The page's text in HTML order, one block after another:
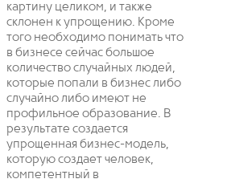
картину целиком, и также
склонен к упрощению. Кроме
того необходимо понимать что
в бизнесе сейчас большое
количество случайных людей,
которые попали в бизнес либо
случайно либо имеют не
профильное образование. В
результате создается
упрощенная бизнес-модель,
которую создает человек,
компетентный в